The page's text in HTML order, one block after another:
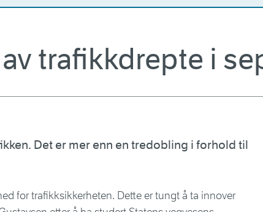
trafikkdrepte i
Det er mer enn en tredobling i forhold til
for trafikksikkerheten. Dette er tungt å ta innover